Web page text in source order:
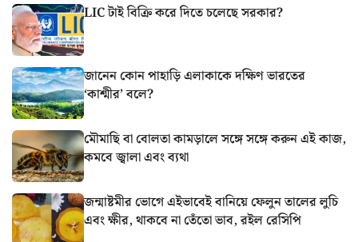
LIC টাই বিক্রি করে দিতে চলেছে সরকার?
জানেন কোন পাহাড়ি এলাকাকে দক্ষিণ ভারতের
‘কাশ্মীর’ বলে?
মৌমাছি বা বোলতা কামড়ালে সঙ্গে সঙ্গে করুন এই কাজ,
কমবে জ্বালা এবং ব্যথা
জন্মাষ্টমীর ভোগে এইভাবেই বানিয়ে ফেলুন তালের লুচি
এবং ক্ষীর, থাকবে না তেঁতো ভাব, রইল রেসিপি